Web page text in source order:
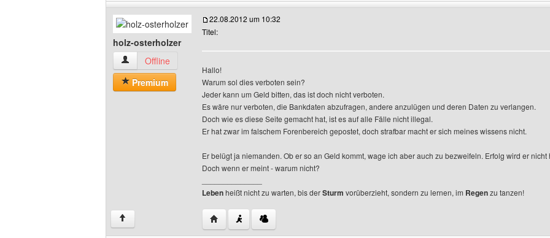
holz-osterholzer
holz-osterholzer Benutzer-Profile anzeigen
Offline
Premium
22.08.2012 um 10:32
Titel:
Hallo!
Warum sol dies verboten sein?
Jeder kann um Geld bitten, das ist doch nicht verboten.
Es wäre nur verboten, die Bankdaten abzufragen, andere anzulügen und deren Daten zu verlangen.
Doch wie es diese Seite gemacht hat, ist es auf alle Fälle nicht illegal.
Er hat zwar im falschem Forenbereich gepostet, doch strafbar macht er sich meines wissens nicht.
Er belügt ja niemanden. Ob er so an Geld kommt, wage ich aber auch zu bezweifeln. Erfolg wird er nicht
Doch wenn er meint - warum nicht?
Lebenheißt nicht zu warten, bis derSturm vorüberzieht, sondern zu lernen, im Regenzu tanzen!
↑ Website dieses Benutzers besuchen: holz-osterholzer